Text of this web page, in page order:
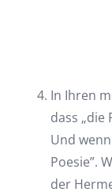
In Ihren
dass „die
Und
Poesie”.
der